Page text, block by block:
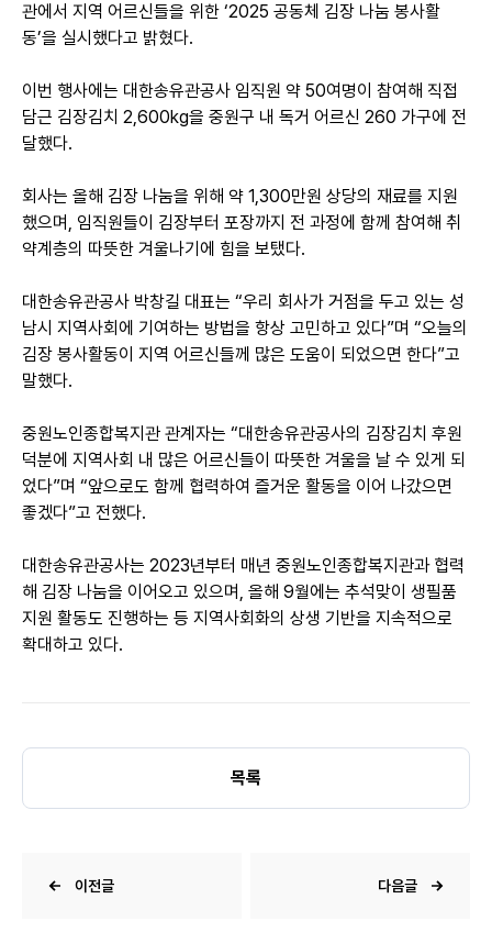
관에서 지역 어르신들을 위한 ‘2025 공동체 김장 나눔 봉사활
동’을 실시했다고 밝혔다.
이번 행사에는 대한송유관공사 임직원 약 50여명이 참여해 직접
담근 김장김치 2,600kg을 중원구 내 독거 어르신 260 가구에 전
달했다.
회사는 올해 김장 나눔을 위해 약 1,300만원 상당의 재료를 지원
했으며 , 임직원들이 김장부터 포장까지 전 과정에 함께 참여해 취
약계층의 따뜻한 겨울나기에 힘을 보탰다.
대한송유관공사 박창길 대표는 “우리 회사가 거점을 두고 있는 성
남시 지역사회에 기여하는 방법을 항상 고민하고 있다”며 “오늘의
김장 봉사활동이 지역 어르신들께 많은 도움이 되었으면 한다”고
말했다.
중원노인종합복지관 관계자는 “대한송유관공사의 김장김치 후원
덕분에 지역사회 내 많은 어르신들이 따뜻한 겨울을 날 수 있게 되
었다”며 “앞으로도 함께 협력하여 즐거운 활동을 이어 나갔으면
좋겠다”고 전했다.
대한송유관공사는 2023년부터 매년 중원노인종합복지관과 협력
해 김장 나눔을 이어오고 있으며 , 올해 9월에는 추석맞이 생필품
지원 활동도 진행하는 등 지역사회화의 상생 기반을 지속적으로
확대하고 있다.
목록
이전글 다음글